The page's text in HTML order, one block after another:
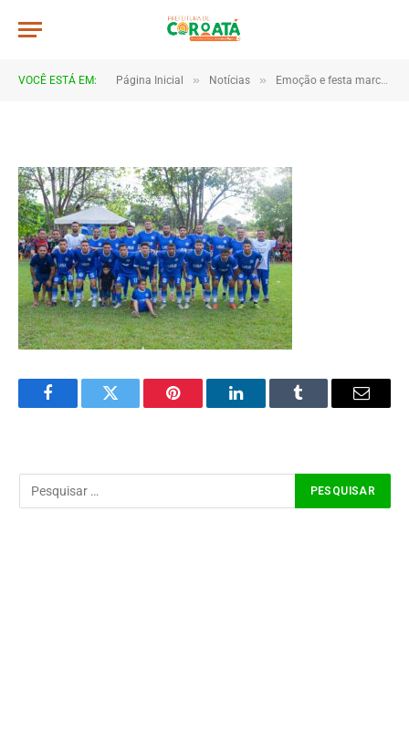
VOCÊ ESTÁ EM: Página Inicial » Notícias » Emoção e festa marcam as finais da Copa Marajá 2025 em Coroatá
IMG_0538
FacebookTwitter Pinterest LinkedInTumblr Email